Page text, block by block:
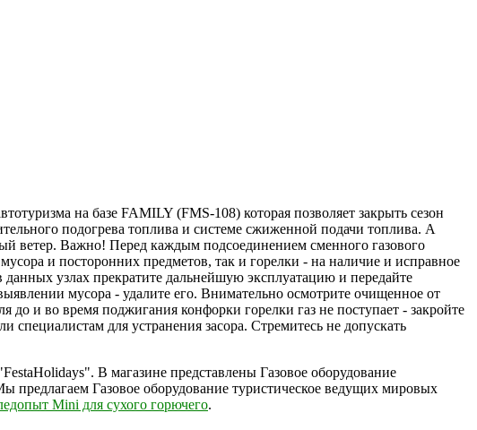
на базе FAMILY (FMS-108) которая позволяет закрыть сезон
подогрева топлива и системе сжиженной подачи топлива. А
ветер. Важно! Перед каждым подсоединением сменного газового
и посторонних предметов, так и горелки - на наличие и исправное
узлах прекратите дальнейшую эксплуатацию и передайте
мусора - удалите его. Внимательно осмотрите очищенное от
до и во время поджигания конфорки горелки газ не поступает - закройте
для устранения засора. Стремитесь не допускать
В магазине представлены Газовое оборудование
предлагаем Газовое оборудование туристическое ведущих мировых
Mini для сухого горючего.